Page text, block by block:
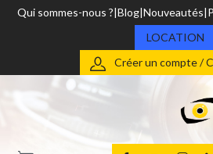
Qui sommes-nous ? Blog Nouveautés
LOCATION
Créer un compte /